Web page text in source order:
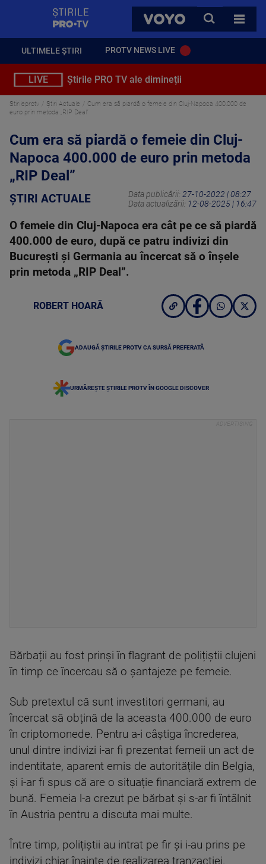
VOYO
CAUTA
TOATE
ULTIMELE ȘTIRI PROTV NEWS LIVE
LIVE Știrile PRO TV ale dimineții
Stirileprotv Știri Actuale
Cum era să piardă o femeie din Cluj-Napoca 400.000 de
euro prin metoda „RIP Deal”
Cum era să piardă o femeie din Cluj-
Napoca 400.000 de euro prin metoda
„RIP Deal”
ȘTIRI ACTUALE Data publicării: 27-10-2022 | 08:27
Data actualizării: 12-08-2025 | 16:47
O femeie din Cluj-Napoca era cât pe ce să piardă
400.000 de euro, după ce patru indivizi din
București și Germania au încercat să o înșele
prin metoda „RIP Deal”.
ROBERT HOARĂ
ADAUGĂ ȘTIRILE PROTV CA SURSĂ PREFERATĂ
URMĂREȘTE ȘTIRILE PROTV ÎN GOOGLE DISCOVER
Bărbații au fost prinși în flagrant de polițiștii clujeni
în timp ce încercau să o șantajeze pe femeie.
Sub pretextul că sunt investitori germani, au
încercat să obțină de la aceasta 400.000 de euro
în criptomonede. Pentru a-i câștiga încrederea,
unul dintre indivizi i-ar fi prezentat femeii un act de
indentitate, aparent emis de autoritățile din Belgia,
și i-ar fi spus că are o situație financiară extrem de
bună. Femeia l-a crezut pe bărbat și s-ar fi întâlnit
în Austria pentru a discuta mai multe.
Între timp, polițiștii au intrat pe fir și i-au prins pe
indivizi chiar înainte de realizarea tranzacției.